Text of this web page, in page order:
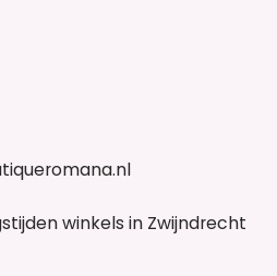
winkels in Zwijndrecht